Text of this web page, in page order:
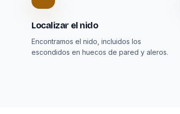
Localizar el nido
Encontramos el nido, incluidos los
escondidos en huecos de pared y aleros.